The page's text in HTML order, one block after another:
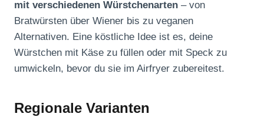
mit verschiedenen Würstchenarten – von
Bratwürsten über Wiener bis zu veganen
Alternativen. Eine köstliche Idee ist es, deine
Würstchen mit Käse zu füllen oder mit Speck zu
umwickeln, bevor du sie im Airfryer zubereitest.
Regionale Varianten